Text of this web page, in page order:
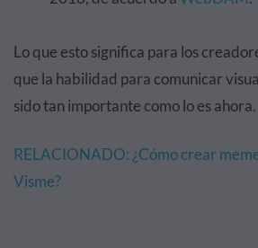
Lo que esto significa para los
que la habilidad para comunicar
sido tan importante como lo es ahora.
RELACIONADO: ¿Cómo crear
Visme?